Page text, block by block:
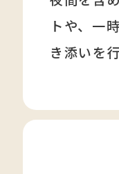
トや、一
き添いを